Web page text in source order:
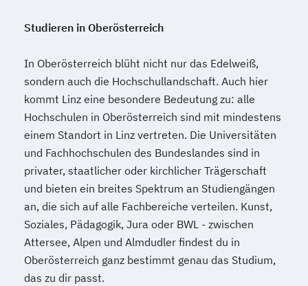
Online Marketing (DE/EN)
Personalmanagement
Personalmanagement (DE/EN) Pflege
Pflegemanagement Pflegepädagogik
Physiotherapie
Product Management (DE/EN)
Produktdesign
Projektmanagement (DE/EN)
Psychologie
Public Health
Public Management
Public Management für
Verwaltungsfachangestellte
Public Relations und Kommunikation
Studieren in Oberösterreich
In Oberösterreich blüht nicht nur das Edelweiß,
sondern auch die Hochschullandschaft. Auch hier
kommt Linz eine besondere Bedeutung zu: alle
Hochschulen in Oberösterreich sind mit mindestens
einem Standort in Linz vertreten. Die Universitäten
und Fachhochschulen des Bundeslandes sind in
privater, staatlicher oder kirchlicher Trägerschaft
und bieten ein breites Spektrum an Studiengängen
an, die sich auf alle Fachbereiche verteilen. Kunst,
Soziales, Pädagogik, Jura oder BWL - zwischen
Attersee, Alpen und Almdudler findest du in
Oberösterreich ganz bestimmt genau das Studium,
das zu dir passt.